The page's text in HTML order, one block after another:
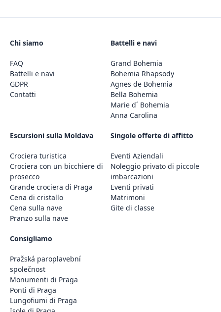
Chi siamo
FAQ
Battelli e navi
GDPR
Contatti
Battelli e navi
Grand Bohemia
Bohemia Rhapsody
Agnes de Bohemia
Bella Bohemia
Marie d´ Bohemia
Anna Carolina
Escursioni sulla Moldava
Crociera turistica
Crociera con un bicchiere di
prosecco
Grande crociera di Praga
Cena di cristallo
Cena sulla nave
Pranzo sulla nave
Singole offerte di affitto
Eventi Aziendali
Noleggio privato di piccole
imbarcazioni
Eventi privati
Matrimoni
Gite di classe
Consigliamo
Pražská paroplavební
společnost
Monumenti di Praga
Ponti di Praga
Lungofiumi di Praga